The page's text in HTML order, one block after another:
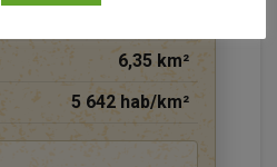
6,35 km²
5 642 hab/km²